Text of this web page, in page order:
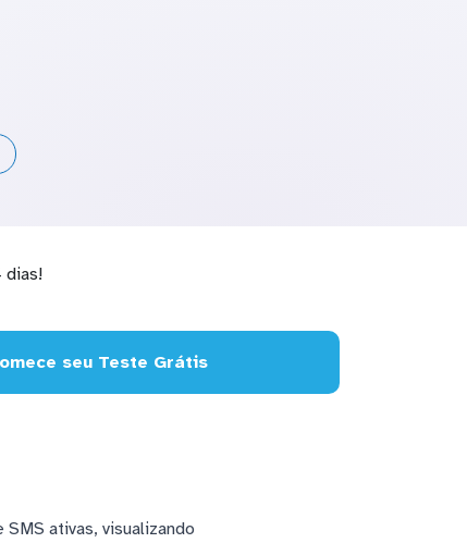
dias!
seu Teste Grátis
ativas, visualizando